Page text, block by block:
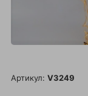
Артикул: V3249